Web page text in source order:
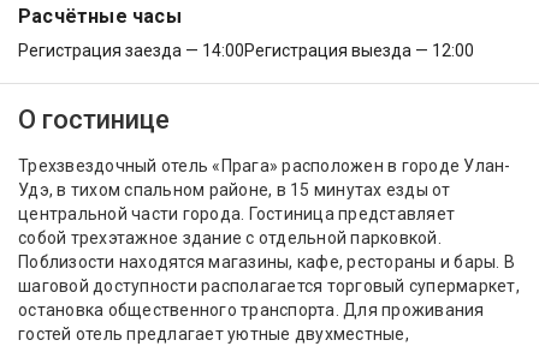
Расчётные часы
Регистрация заезда — 14:00Регистрация выезда — 12:00
О гостинице
Трехзвездочный отель «Прага» расположен в городе Улан-
Удэ, в тихом спальном районе, в 15 минутах езды от
центральной части города. Гостиница представляет
собой трехэтажное здание с отдельной парковкой.
Поблизости находятся магазины, кафе, рестораны и бары. В
шаговой доступности располагается торговый супермаркет,
остановка общественного транспорта. Для проживания
гостей отель предлагает уютные двухместные,